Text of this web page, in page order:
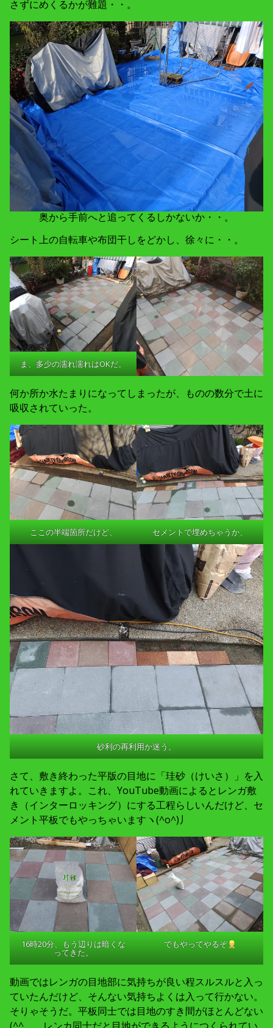
さずにめくるかが難題・・。
奥から手前へと追ってくるしかないか・・。
シート上の自転車や布団干しをどかし、徐々に・・。
ま、多少の濡れ濡れはOKだ。
何か所か水たまりになってしまったが、ものの数分で土に
吸収されていった。
ここの半端箇所だけど、 セメントで埋めちゃうか、
砂利の再利用か迷う。
さて、敷き終わった平版の目地に「珪砂（けいさ）」を入
れていきますよ。これ、YouTube動画によるとレンガ敷
き（インターロッキング）にする工程らしいんだけど、セ
メント平板でもやっちゃいますヽ(^o^)丿
16時20分、もう辺りは暗くな
ってきた。
でもやってやるぞ
動画ではレンガの目地部に気持ちが良い程スルスルと入っ
ていたんだけど、そんない気持ちよくは入って行かない。
そりゃそうだ。平板同士では目地のすき間がほとんどない